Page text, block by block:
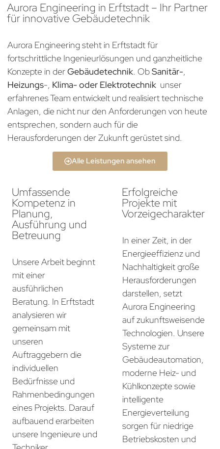
Aurora Engineering in Erftstadt – Ihr Partner
für innovative Gebäudetechnik
Aurora Engineering steht in Erftstadt für
fortschrittliche Ingenieurlösungen und ganzheitliche
Konzepte in derGebäudetechnik. ObSanitär-,
Heizungs-, Klima- oder Elektrotechnik unser
erfahrenes Team entwickelt und realisiert technische
Anlagen, die nicht nur den Anforderungen von heute
entsprechen, sondern auch für die
Herausforderungen der Zukunft gerüstet sind.
Alle Leistungen ansehen
Umfassende
Kompetenz in
Planung,
Ausführung und
Betreuung
Unsere Arbeit beginnt
mit einer
ausführlichen
Beratung. In Erftstadt
analysieren wir
gemeinsam mit
unseren
Auftraggebern die
individuellen
Bedürfnisse und
Rahmenbedingungen
eines Projekts. Darauf
aufbauend erarbeiten
unsere Ingenieure und
Erfolgreiche
Projekte mit
Vorzeigecharakter
In einer Zeit, in der
Energieeffizienz und
Nachhaltigkeit große
Herausforderungen
darstellen, setzt
Aurora Engineering
auf zukunftsweisende
Technologien. Unsere
Systeme zur
Gebäudeautomation,
moderne Heiz- und
Kühlkonzepte sowie
intelligente
Energieverteilung
sorgen für niedrige
Betriebskosten und